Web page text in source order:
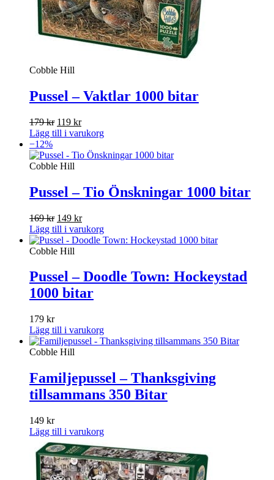
Cobble Hill
Pussel – Vaktlar 1000 bitar
179kr Det
ursprungliga
var:
179 kr.
119 krDet
nuvarande
är:
Lägg till i varukorg
−12%
Cobble Hill
Pussel – Tio Önskningar 1000 bitar
169kr Det
ursprungliga
priset
var:
149 krDet
nuvarande
priset
Lägg till i varukorg
Cobble Hill
Pussel – Doodle Town: Hockeystad
1000 bitar
179 kr
Lägg till i varukorg
Cobble Hill
Familjepussel – Thanksgiving
tillsammans 350 Bitar
149 kr
Lägg till i varukorg